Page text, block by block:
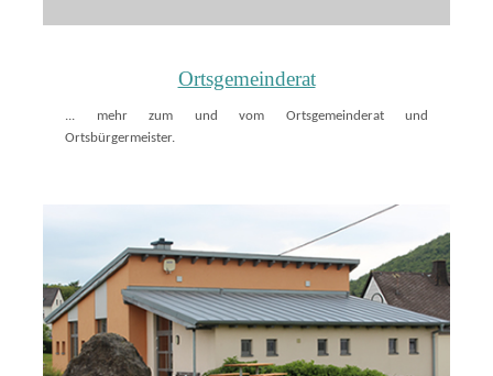
Ortsgemeinderat
... mehr zum und vom Ortsgemeinderat und
Ortsbürgermeister.